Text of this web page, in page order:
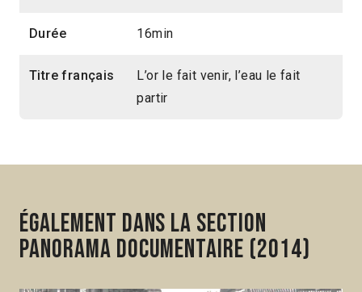
Durée 16min
Titre français
L’or le fait venir, l’eau le fait
partir
Également dans la section
Panorama Documentaire (2014)